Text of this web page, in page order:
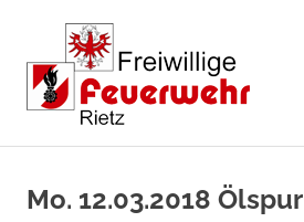
springen
Mo. 12.03.2018 Ölspur